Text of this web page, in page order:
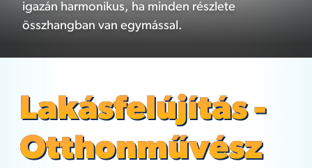
igazán harmonikus, ha minden részlete
összhangban van egymással.
Lakásfelújítás -
Otthonművész